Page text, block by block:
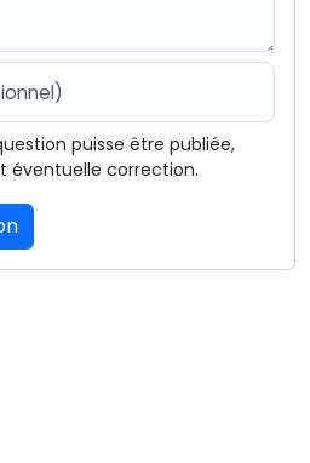
puisse être publiée,
éventuelle correction.